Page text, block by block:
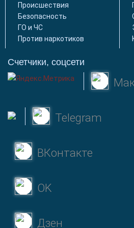
Происшествия
Безопасность
ГО и ЧС
Против наркотиков
Счетчики, соцсети
Telegram
ВКонтакте
OK
Дзен